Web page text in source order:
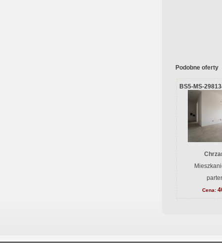
Podobne oferty
BS5-MS-
Cena: